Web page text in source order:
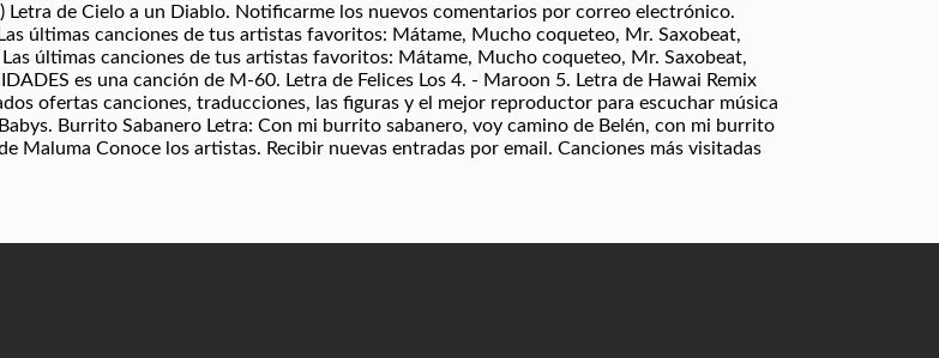
Letra de Cielo a un Diablo. Notificarme los nuevos comentarios por correo electrónico.
últimas canciones de tus artistas favoritos: Mátame, Mucho coqueteo, Mr. Saxobeat,
últimas canciones de tus artistas favoritos: Mátame, Mucho coqueteo, Mr. Saxobeat,
es una canción de M-60. Letra de Felices Los 4. - Maroon 5. Letra de Hawai Remix
ofertas canciones, traducciones, las figuras y el mejor reproductor para escuchar música
Burrito Sabanero Letra: Con mi burrito sabanero, voy camino de Belén, con mi burrito
Maluma Conoce los artistas. Recibir nuevas entradas por email. Canciones más visitadas